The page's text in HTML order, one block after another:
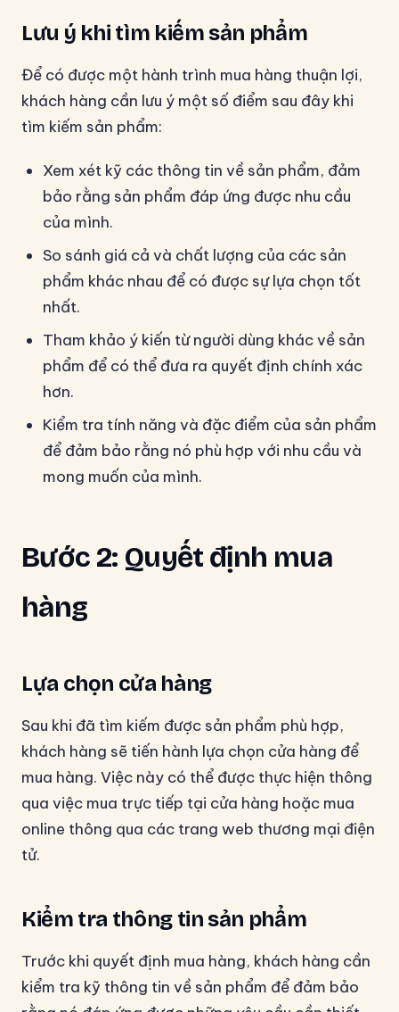
Lưu ý khi tìm kiếm sản phẩm
Để có được một hành trình mua hàng thuận lợi,
khách hàng cần lưu ý một số điểm sau đây khi
tìm kiếm sản phẩm:
Xem xét kỹ các thông tin về sản phẩm, đảm
bảo rằng sản phẩm đáp ứng được nhu cầu
của mình.
So sánh giá cả và chất lượng của các sản
phẩm khác nhau để có được sự lựa chọn tốt
nhất.
Tham khảo ý kiến từ người dùng khác về sản
phẩm để có thể đưa ra quyết định chính xác
hơn.
Kiểm tra tính năng và đặc điểm của sản phẩm
để đảm bảo rằng nó phù hợp với nhu cầu và
mong muốn của mình.
Bước 2: Quyết định mua
hàng
Lựa chọn cửa hàng
Sau khi đã tìm kiếm được sản phẩm phù hợp,
khách hàng sẽ tiến hành lựa chọn cửa hàng để
mua hàng. Việc này có thể được thực hiện thông
qua việc mua trực tiếp tại cửa hàng hoặc mua
online thông qua các trang web thương mại điện
tử.
Kiểm tra thông tin sản phẩm
Trước khi quyết định mua hàng, khách hàng cần
kiểm tra kỹ thông tin về sản phẩm để đảm bảo